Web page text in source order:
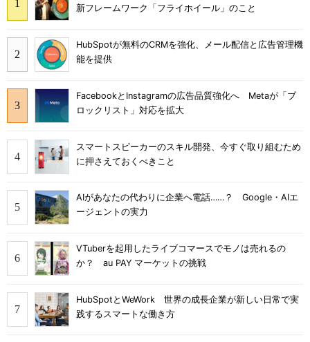
新フレームワーク「フライホイール」のこと
HubSpotが無料のCRMを強化、メール配信と広告管理機
能を提供
FacebookとInstagramの広告品質強化へ Metaが「ブ
ロックリスト」対応を拡大
スマートスピーカーのスキル開発、今すぐ取り組むため
に押さえておくべきこと
AIがあなたの代わりに企業へ電話……？ Google・AIエ
ージェントの実力
VTuberを起用したライブコマースでモノは売れるの
か？ au PAY マーケットの挑戦
HubSpotとWeWork 世界の成長企業が新しい日常で実
践するスマートな働き方